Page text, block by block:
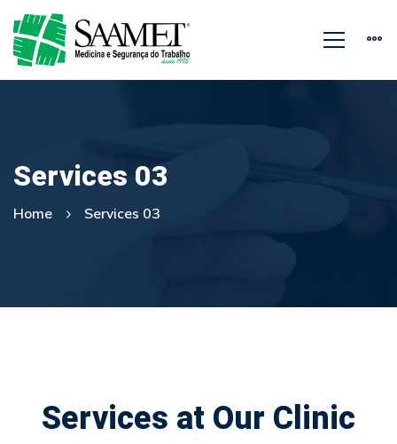
Services 03
Home Services 03
Services
Services at Our Clinic